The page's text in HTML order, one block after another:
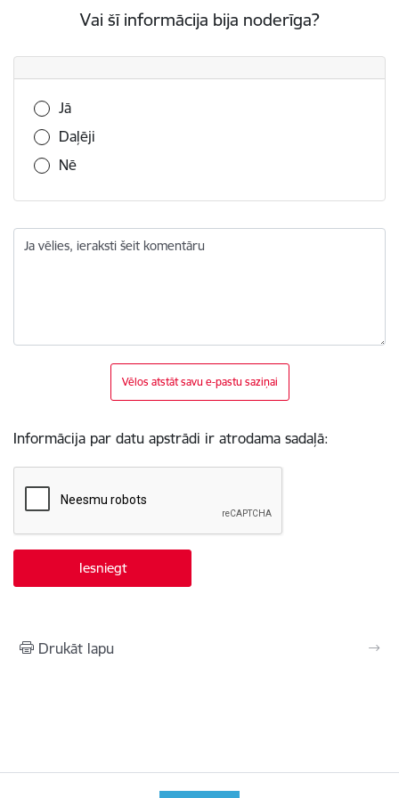
Vai šī informācija bija noderīga?
Vai šī informācija bija noderīga?
Jā
Daļēji
Nē
Ja vēlies, ieraksti šeit komentāru
Vēlos atstāt savu e-pastu saziņai
Informācija par datu apstrādi ir atrodama sadaļā:
Drukāt lapu